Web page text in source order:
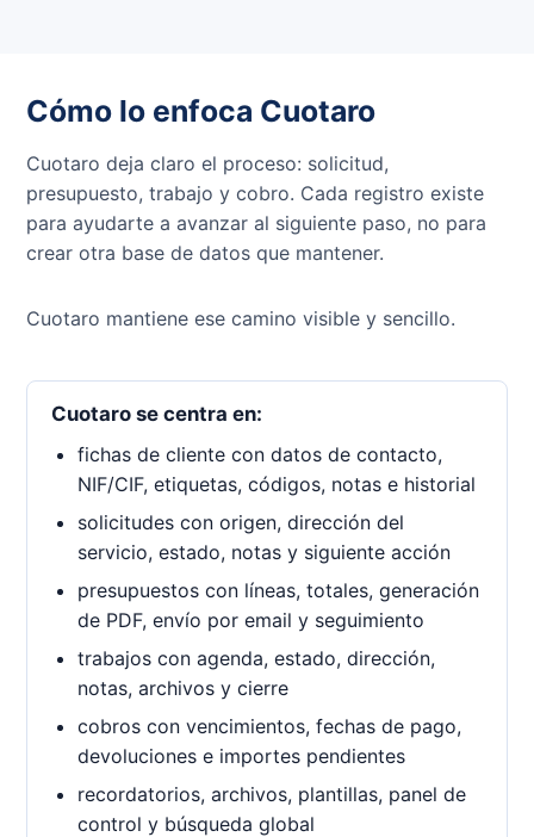
Cómo lo enfoca Cuotaro
Cuotaro deja claro el proceso: solicitud,
presupuesto, trabajo y cobro. Cada registro existe
para ayudarte a avanzar al siguiente paso, no para
crear otra base de datos que mantener.
Cuotaro mantiene ese camino visible y sencillo.
Cuotaro se centra en:
fichas de cliente con datos de contacto,
NIF/CIF, etiquetas, códigos, notas e historial
solicitudes con origen, dirección del
servicio, estado, notas y siguiente acción
presupuestos con líneas, totales, generación
de PDF, envío por email y seguimiento
trabajos con agenda, estado, dirección,
notas, archivos y cierre
cobros con vencimientos, fechas de pago,
devoluciones e importes pendientes
recordatorios, archivos, plantillas, panel de
control y búsqueda global